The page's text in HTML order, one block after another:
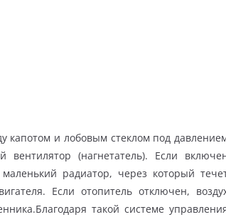
капотом и лобовым стеклом под
вентилятор (нагнетатель). Если
радиатор, через который
Если отопитель отключен,
такой системе